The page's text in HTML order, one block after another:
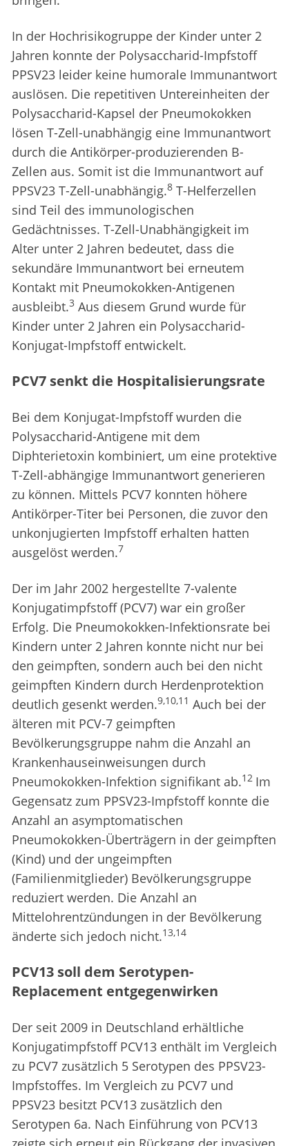
In der Hochrisikogruppe der Kinder unter 2
Jahren konnte der Polysaccharid-Impfstoff
PPSV23 leider keine humorale Immunantwort
auslösen. Die repetitiven Untereinheiten der
Polysaccharid-Kapsel der Pneumokokken
lösen T-Zell-unabhängig eine Immunantwort
durch die Antikörper-produzierenden B-
Zellen aus. Somit ist die Immunantwort auf
PPSV23 T-Zell-unabhängig.8 T-Helferzellen
sind Teil des immunologischen
Gedächtnisses. T-Zell-Unabhängigkeit im
Alter unter 2 Jahren bedeutet, dass die
sekundäre Immunantwort bei erneutem
Kontakt mit Pneumokokken-Antigenen
ausbleibt.3 Aus diesem Grund wurde für
Kinder unter 2 Jahren ein Polysaccharid-
Konjugat-Impfstoff entwickelt.
PCV7 senkt die Hospitalisierungsrate
Bei dem Konjugat-Impfstoff wurden die
Polysaccharid-Antigene mit dem
Diphterietoxin kombiniert, um eine protektive
T-Zell-abhängige Immunantwort generieren
zu können. Mittels PCV7 konnten höhere
Antikörper-Titer bei Personen, die zuvor den
unkonjugierten Impfstoff erhalten hatten
ausgelöst werden.7
Der im Jahr 2002 hergestellte 7-valente
Konjugatimpfstoff (PCV7) war ein großer
Erfolg. Die Pneumokokken-Infektionsrate bei
Kindern unter 2 Jahren konnte nicht nur bei
den geimpften, sondern auch bei den nicht
geimpften Kindern durch Herdenprotektion
deutlich gesenkt werden.9,10,11 Auch bei der
älteren mit PCV-7 geimpften
Bevölkerungsgruppe nahm die Anzahl an
Krankenhauseinweisungen durch
Pneumokokken-Infektion signifikant ab.12 Im
Gegensatz zum PPSV23-Impfstoff konnte die
Anzahl an asymptomatischen
Pneumokokken-Überträgern in der geimpften
(Kind) und der ungeimpften
(Familienmitglieder) Bevölkerungsgruppe
reduziert werden. Die Anzahl an
Mittelohrentzündungen in der Bevölkerung
änderte sich jedoch nicht.13,14
PCV13 soll dem Serotypen-
Replacement entgegenwirken
Der seit 2009 in Deutschland erhältliche
Konjugatimpfstoff PCV13 enthält im Vergleich
zu PCV7 zusätzlich 5 Serotypen des PPSV23-
Impfstoffes. Im Vergleich zu PCV7 und
PPSV23 besitzt PCV13 zusätzlich den
Serotypen 6a. Nach Einführung von PCV13